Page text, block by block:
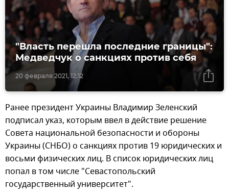
20 февраля 2021, 12:12
"Власть перешла последние границы":
Медведчук о санкциях против себя
Ранее президент Украины Владимир Зеленский
подписал указ, которым ввел в действие решение
Совета национальной безопасности и обороны
Украины (СНБО) о санкциях против 19 юридических и
восьми физических лиц. В список юридических лиц
попал в том числе "Севастопольский
государственный университет".